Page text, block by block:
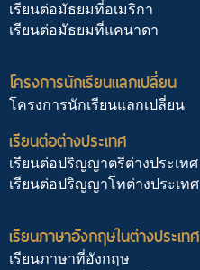
เรียนต่อมัธยมที่อเมริกา
เรียนต่อมัธยมที่แคนาดา
โครงการนักเรียนแลกเปลี่ยน
โครงการนักเรียนแลกเปลี่ยน
เรียนต่อต่างประเทศ
เรียนต่อปริญญาตรีต่างประเทศ
เรียนต่อปริญญาโทต่างประเทศ
เรียนภาษาอังกฤษในต่างประเทศ
เรียนภาษาที่อังกฤษ